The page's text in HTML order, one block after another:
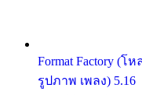
Format Factory (โ
รูปภาพ เพลง) 5.16